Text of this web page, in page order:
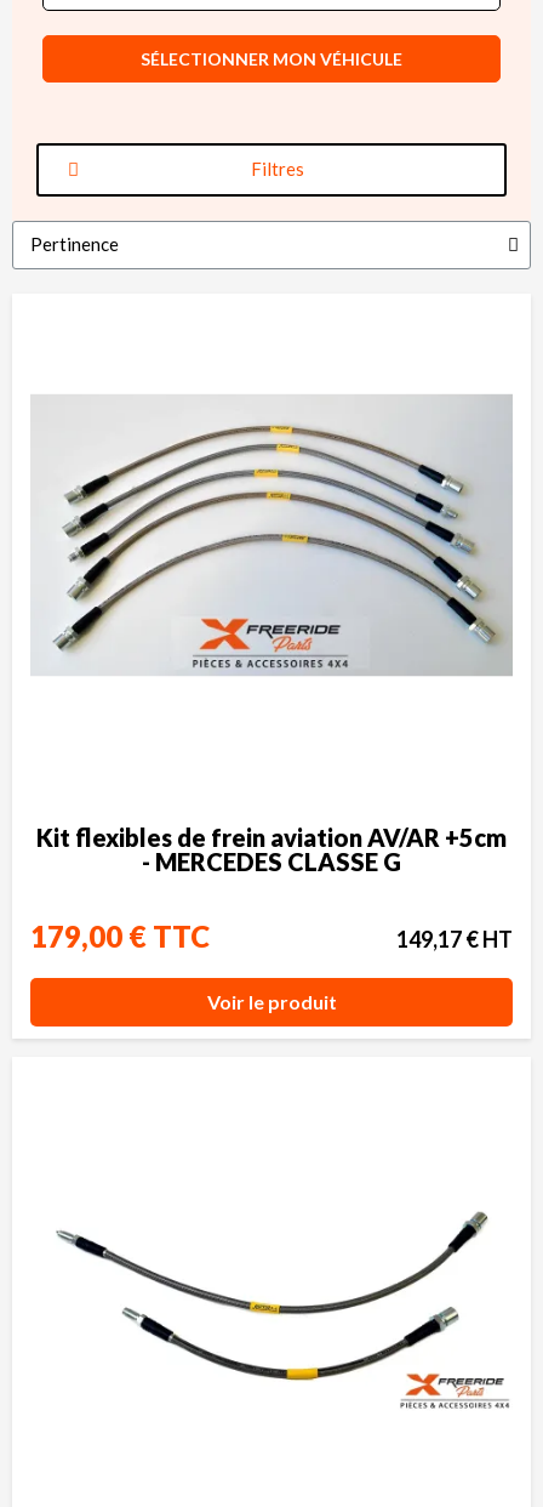
Filtres
SÉLECTIONNER MON VÉHICULE
Kit flexibles de frein aviation AV/AR +5cm
- MERCEDES CLASSE G
179,00 € TTC 149,17 € HT
Voir le produit